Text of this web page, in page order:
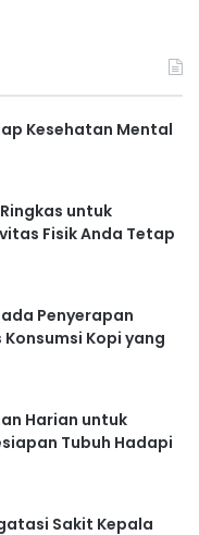
Kesehatan Mental
untuk
Fisik Anda Tetap
Penyerapan
Kopi yang
Harian untuk
Tubuh Hadapi
Sakit Kepala